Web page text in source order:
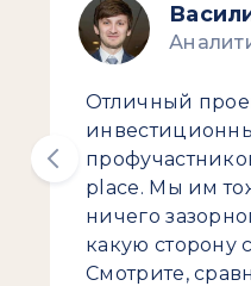
Отличный
place. Мы им
ничего
какую сторону
Смотрите,